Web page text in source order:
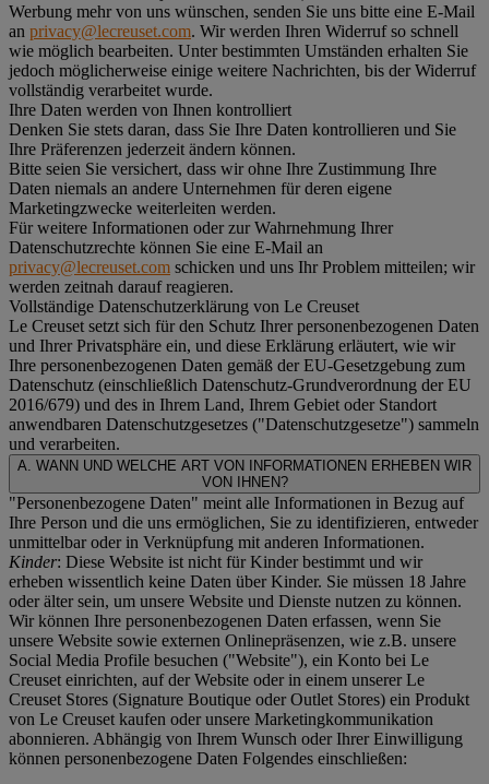
Werbung mehr von uns wünschen, senden Sie uns bitte eine E-Mail
an privacy@lecreuset.com. Wir werden Ihren Widerruf so schnell
wie möglich bearbeiten. Unter bestimmten Umständen erhalten Sie
jedoch möglicherweise einige weitere Nachrichten, bis der Widerruf
vollständig verarbeitet wurde.
Ihre Daten werden von Ihnen kontrolliert
Denken Sie stets daran, dass Sie Ihre Daten kontrollieren und Sie
Ihre Präferenzen jederzeit ändern können.
Bitte seien Sie versichert, dass wir ohne Ihre Zustimmung Ihre
Daten niemals an andere Unternehmen für deren eigene
Marketingzwecke weiterleiten werden.
Für weitere Informationen oder zur Wahrnehmung Ihrer
Datenschutzrechte können Sie eine E-Mail an
privacy@lecreuset.com schicken und uns Ihr Problem mitteilen; wir
werden zeitnah darauf reagieren.
Vollständige Datenschutzerklärung von Le Creuset
Le Creuset setzt sich für den Schutz Ihrer personenbezogenen Daten
und Ihrer Privatsphäre ein, und diese Erklärung erläutert, wie wir
Ihre personenbezogenen Daten gemäß der EU-Gesetzgebung zum
Datenschutz (einschließlich Datenschutz-Grundverordnung der EU
2016/679) und des in Ihrem Land, Ihrem Gebiet oder Standort
anwendbaren Datenschutzgesetzes ("Datenschutzgesetze") sammeln
und verarbeiten.
A. WANN UND WELCHE ART VON INFORMATIONEN ERHEBEN WIR
VON IHNEN?
"Personenbezogene Daten" meint alle Informationen in Bezug auf
Ihre Person und die uns ermöglichen, Sie zu identifizieren, entweder
unmittelbar oder in Verknüpfung mit anderen Informationen.
Kinder: Diese Website ist nicht für Kinder bestimmt und wir
erheben wissentlich keine Daten über Kinder. Sie müssen 18 Jahre
oder älter sein, um unsere Website und Dienste nutzen zu können.
Wir können Ihre personenbezogenen Daten erfassen, wenn Sie
unsere Website sowie externen Onlinepräsenzen, wie z.B. unsere
Social Media Profile besuchen ("Website"), ein Konto bei Le
Creuset einrichten, auf der Website oder in einem unserer Le
Creuset Stores (Signature Boutique oder Outlet Stores) ein Produkt
von Le Creuset kaufen oder unsere Marketingkommunikation
abonnieren. Abhängig von Ihrem Wunsch oder Ihrer Einwilligung
können personenbezogene Daten Folgendes einschließen: